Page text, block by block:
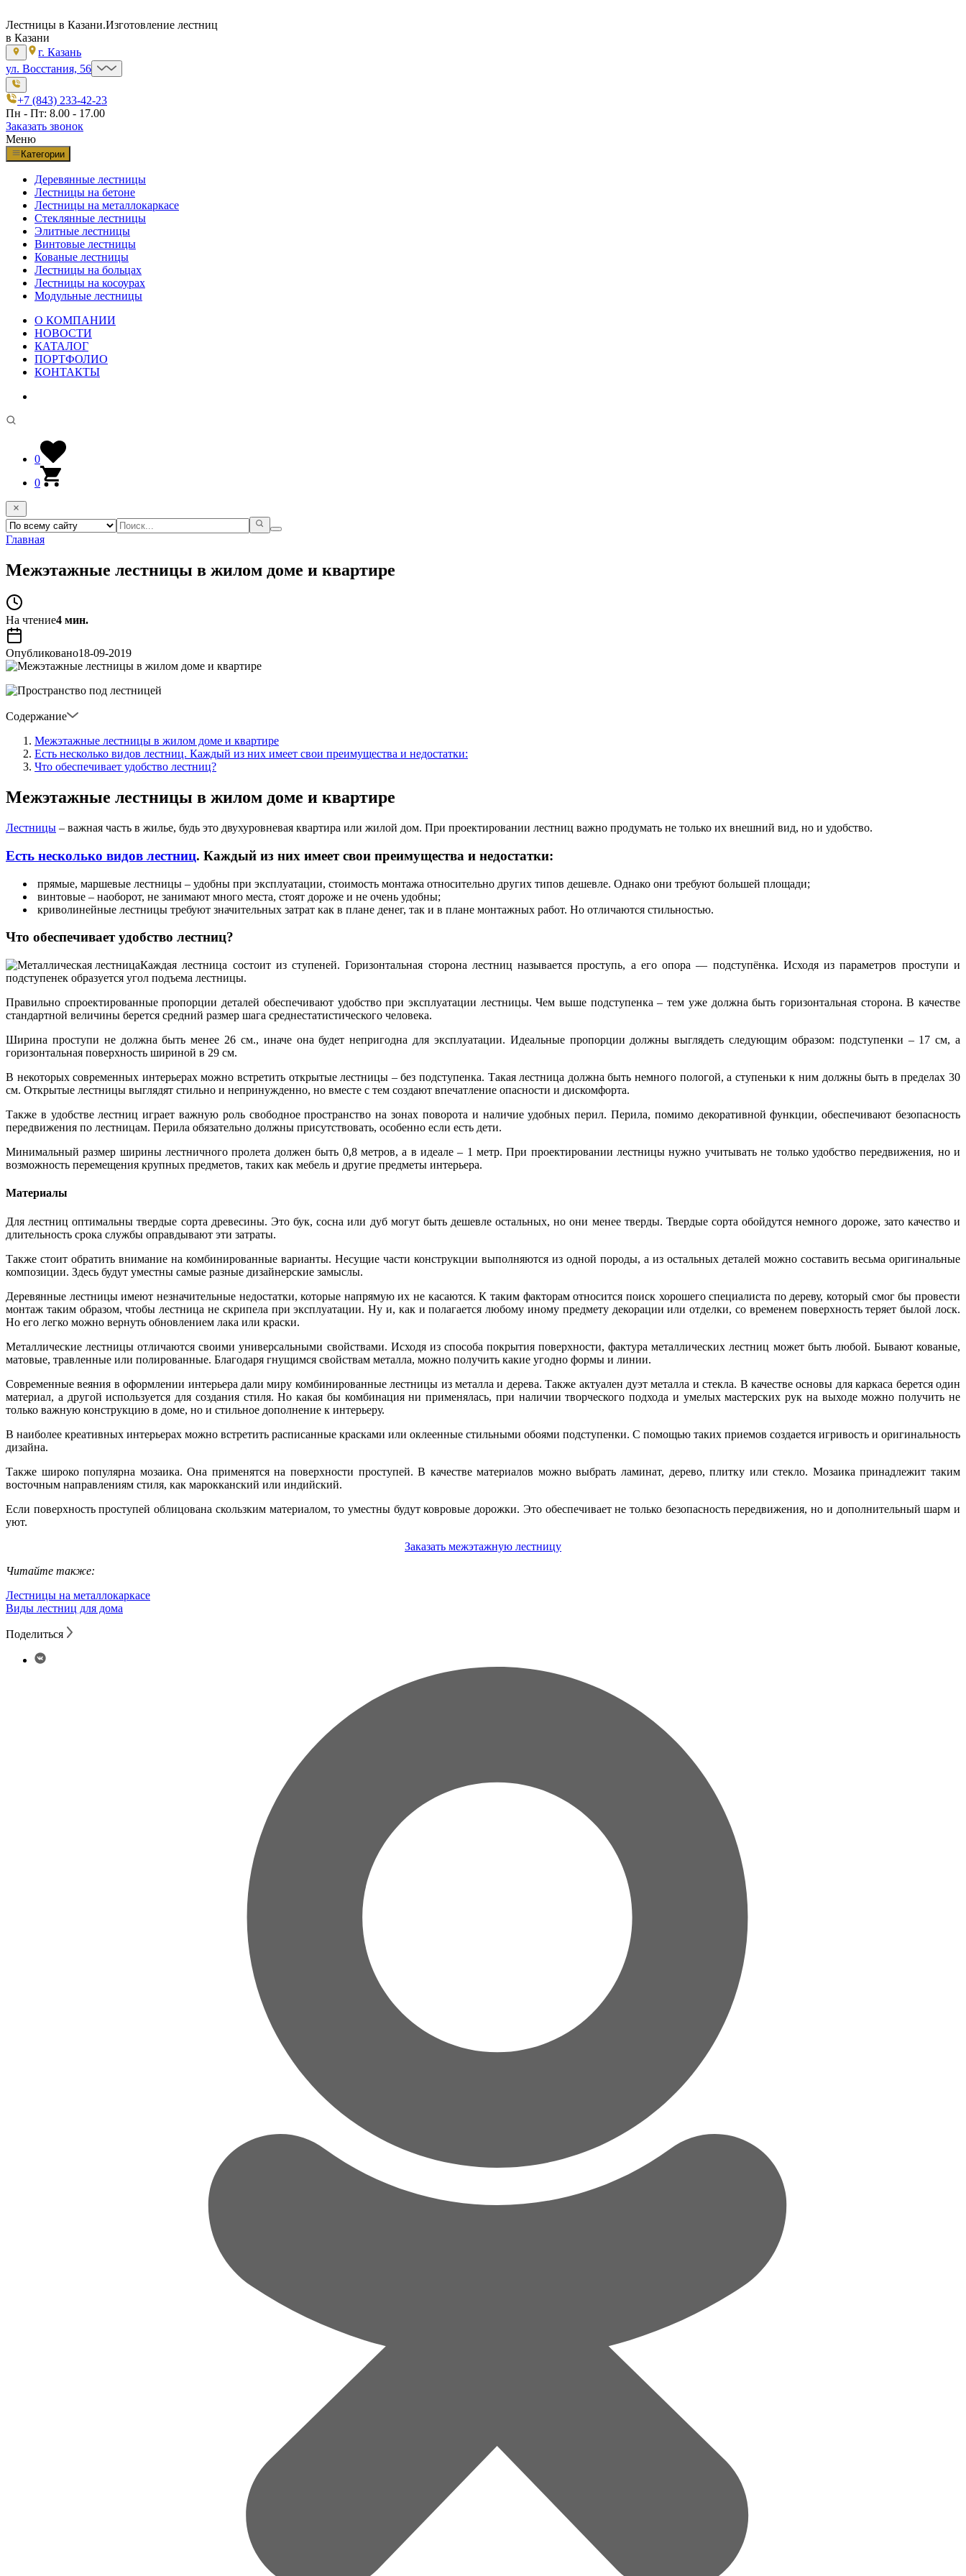
Лестницы в Казани.Изготовление лестниц
в Казани
г. Казань
ул. Восстания, 56
+7 (843) 233-42-23
Пн - Пт: 8.00 - 17.00
Заказать звонок
Меню
Категории
Деревянные лестницы
Лестницы на бетоне
Лестницы на металлокаркасе
Стеклянные лестницы
Элитные лестницы
Винтовые лестницы
Кованые лестницы
Лестницы на больцах
Лестницы на косоурах
Модульные лестницы
О КОМПАНИИ
НОВОСТИ
КАТАЛОГ
ПОРТФОЛИО
КОНТАКТЫ
0
0
Главная
Межэтажные лестницы в жилом доме и квартире
На чтение4 мин.
Опубликовано18-09-2019
Содержание
Межэтажные лестницы в жилом доме и квартире
Есть несколько видов лестниц. Каждый из них имеет свои преимущества и недостатки:
Что обеспечивает удобство лестниц?
Межэтажные лестницы в жилом доме и квартире
Лестницы – важная часть в жилье, будь это двухуровневая квартира или жилой дом. При проектировании лестниц важно продумать не только их внешний вид, но и удобство.
Есть несколько видов лестниц. Каждый из них имеет свои преимущества и недостатки:
прямые, маршевые лестницы – удобны при эксплуатации, стоимость монтажа относительно других типов дешевле. Однако они требуют большей площади;
винтовые – наоборот, не занимают много места, стоят дороже и не очень удобны;
криволинейные лестницы требуют значительных затрат как в плане денег, так и в плане монтажных работ. Но отличаются стильностью.
Что обеспечивает удобство лестниц?
Каждая лестница состоит из ступеней. Горизонтальная сторона лестниц называется проступь, а его опора — подступёнка. Исходя из параметров проступи и
подступенек образуется угол подъема лестницы.
Правильно спроектированные пропорции деталей обеспечивают удобство при эксплуатации лестницы. Чем выше подступенка – тем уже должна быть горизонтальная сторона. В качестве
стандартной величины берется средний размер шага среднестатистического человека.
Ширина проступи не должна быть менее 26 см., иначе она будет непригодна для эксплуатации. Идеальные пропорции должны выглядеть следующим образом: подступенки – 17 см, а
горизонтальная поверхность шириной в 29 см.
В некоторых современных интерьерах можно встретить открытые лестницы – без подступенка. Такая лестница должна быть немного пологой, а ступеньки к ним должны быть в пределах 30
см. Открытые лестницы выглядят стильно и непринужденно, но вместе с тем создают впечатление опасности и дискомфорта.
Также в удобстве лестниц играет важную роль свободное пространство на зонах поворота и наличие удобных перил. Перила, помимо декоративной функции, обеспечивают безопасность
передвижения по лестницам. Перила обязательно должны присутствовать, особенно если есть дети.
Минимальный размер ширины лестничного пролета должен быть 0,8 метров, а в идеале – 1 метр. При проектировании лестницы нужно учитывать не только удобство передвижения, но и
возможность перемещения крупных предметов, таких как мебель и другие предметы интерьера.
Материалы
Для лестниц оптимальны твердые сорта древесины. Это бук, сосна или дуб могут быть дешевле остальных, но они менее тверды. Твердые сорта обойдутся немного дороже, зато качество и
длительность срока службы оправдывают эти затраты.
Также стоит обратить внимание на комбинированные варианты. Несущие части конструкции выполняются из одной породы, а из остальных деталей можно составить весьма оригинальные
композиции. Здесь будут уместны самые разные дизайнерские замыслы.
Деревянные лестницы имеют незначительные недостатки, которые напрямую их не касаются. К таким факторам относится поиск хорошего специалиста по дереву, который смог бы провести
монтаж таким образом, чтобы лестница не скрипела при эксплуатации. Ну и, как и полагается любому иному предмету декорации или отделки, со временем поверхность теряет былой лоск.
Но его легко можно вернуть обновлением лака или краски.
Металлические лестницы отличаются своими универсальными свойствами. Исходя из способа покрытия поверхности, фактура металлических лестниц может быть любой. Бывают кованые,
матовые, травленные или полированные. Благодаря гнущимся свойствам металла, можно получить какие угодно формы и линии.
Современные веяния в оформлении интерьера дали миру комбинированные лестницы из металла и дерева. Также актуален дуэт металла и стекла. В качестве основы для каркаса берется один
материал, а другой используется для создания стиля. Но какая бы комбинация ни применялась, при наличии творческого подхода и умелых мастерских рук на выходе можно получить не
только важную конструкцию в доме, но и стильное дополнение к интерьеру.
В наиболее креативных интерьерах можно встретить расписанные красками или оклеенные стильными обоями подступенки. С помощью таких приемов создается игривость и оригинальность
дизайна.
Также широко популярна мозаика. Она применятся на поверхности проступей. В качестве материалов можно выбрать ламинат, дерево, плитку или стекло. Мозаика принадлежит таким
восточным направлениям стиля, как марокканский или индийский.
Если поверхность проступей облицована скользким материалом, то уместны будут ковровые дорожки. Это обеспечивает не только безопасность передвижения, но и дополнительный шарм и
уют.
Заказать межэтажную лестницу
Читайте также:
Лестницы на металлокаркасе
Виды лестниц для дома
Поделиться